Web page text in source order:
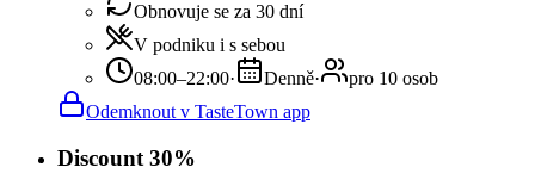
Obnovuje se za 30 dní
V podniku i s sebou
08:00–22:00· Denně·
pro 10 osob
Odemknout v TasteTown app
Discount 30%